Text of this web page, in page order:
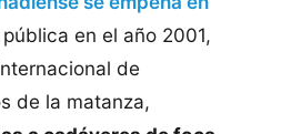
en el año 2001,
de
de la matanza,